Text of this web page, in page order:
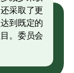
采取了更
到既定的
。委员会